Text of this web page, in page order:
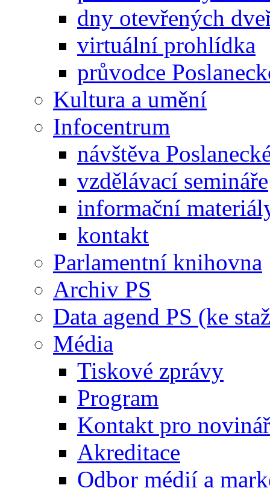
dny otevřených
virtuální prohlídka
průvodce
Kultura a umění
Infocentrum
návštěva
vzdělávací semináře
informační
kontakt
Parlamentní knihovna
Archiv PS
Data agend PS (ke
Média
Tiskové zprávy
Program
Kontakt pro
Akreditace
Odbor médií a